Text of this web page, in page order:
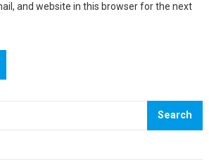
and website in this browser for the next
Search